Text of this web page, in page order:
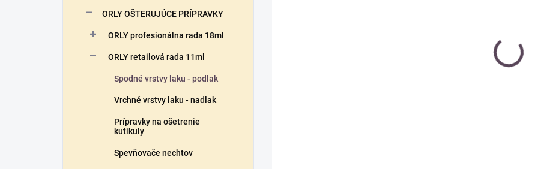
ORLY OŠTERUJÚCE PRÍPRAVKY
ORLY profesionálna rada 18ml
ORLY retailová rada 11ml
Spodné vrstvy laku - podlak
Vrchné vrstvy laku - nadlak
Prípravky na ošetrenie
kutikuly
Spevňovače nechtov